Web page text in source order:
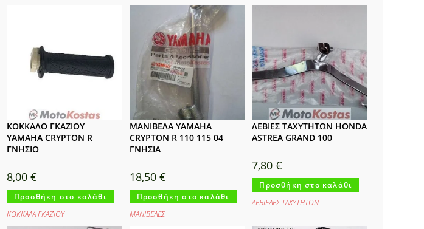
ΚΟΚΚΑΛΟ ΓΚΑΖΙΟΥ
YAMAHA CRYPTON R
ΓΝΗΣΙΟ
8,00€
Προσθήκη στο καλάθι
ΚΟΚΚΑΛΑ ΓΚΑΖΙΟΥ
ΜΑΝΙΒΕΛΑ YAMAHA
CRYPTON R 110 115 04
ΓΝHΣΙΑ
18,50 €
Προσθήκη στο καλάθι
ΜΑΝΙΒΕΛΕΣ
ΛΕΒΙΕΣ ΤΑΧΥΤΗΤΩΝ HONDA
ASTREA GRAND 100
7,80€
Προσθήκη στο καλάθι
ΛΕΒΙΕΔΕΣ ΤΑΧΥΤΗΤΩΝ